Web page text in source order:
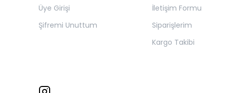
Üye Girişi
Şifremi Unuttum
İletişim Formu
Siparişlerim
Kargo Takibi